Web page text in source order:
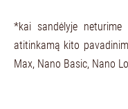
*kai sandėlyje neturime
atitinkamą kito
Max, Nano Basic, Nano